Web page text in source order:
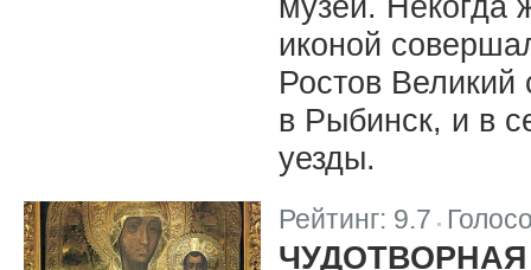
иконой
Ростов
в Рыбинск, и в
уезды.
Рейтинг: 9.7 |